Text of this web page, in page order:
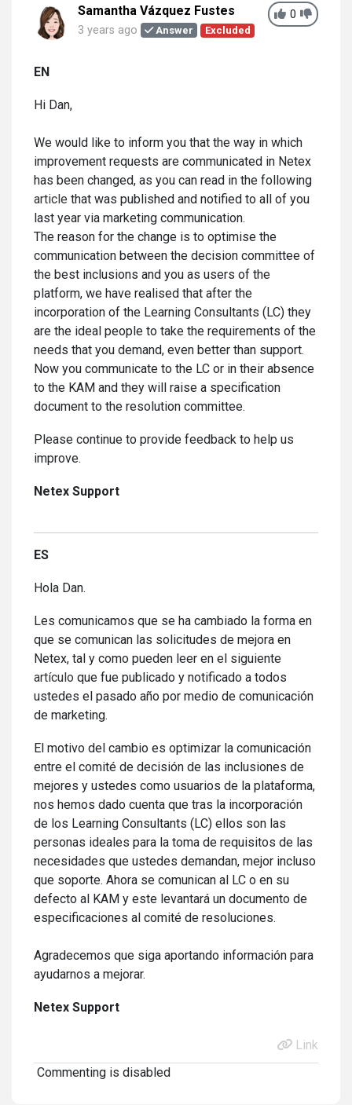
0
Samantha Vázquez Fustes
3 years ago Answer Excluded
EN
Hi Dan,
We would like to inform you that the way in which
improvement requests are communicated in Netex
has been changed, as you can read in the following
article that was published and notified to all of you
last year via marketing communication.
The reason for the change is to optimise the
communication between the decision committee of
the best inclusions and you as users of the
platform, we have realised that after the
incorporation of the Learning Consultants (LC) they
are the ideal people to take the requirements of the
needs that you demand, even better than support.
Now you communicate to the LC or in their absence
to the KAM and they will raise a specification
document to the resolution committee.
Please continue to provide feedback to help us
improve.
Netex Support
ES
Hola Dan.
Les comunicamos que se ha cambiado la forma en
que se comunican las solicitudes de mejora en
Netex, tal y como pueden leer en el siguiente
artículo que fue publicado y notificado a todos
ustedes el pasado año por medio de comunicación
de marketing.
El motivo del cambio es optimizar la comunicación
entre el comité de decisión de las inclusiones de
mejores y ustedes como usuarios de la plataforma,
nos hemos dado cuenta que tras la incorporación
de los Learning Consultants (LC) ellos son las
personas ideales para la toma de requisitos de las
necesidades que ustedes demandan, mejor incluso
que soporte. Ahora se comunican al LC o en su
defecto al KAM y este levantará un documento de
especificaciones al comité de resoluciones.
Agradecemos que siga aportando información para
ayudarnos a mejorar.
Netex Support
Link
Commenting is disabled